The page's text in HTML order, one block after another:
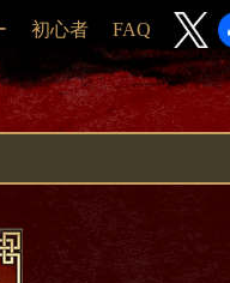
初心者 FAQ